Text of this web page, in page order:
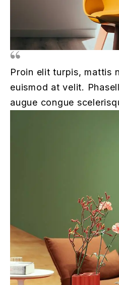
Proin elit turpis, mattis
euismod at velit.
augue congue